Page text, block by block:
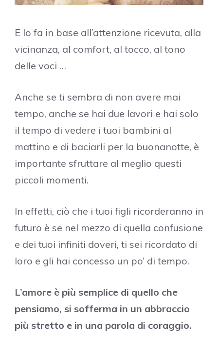
E lo fa in base all’attenzione ricevuta, alla
vicinanza, al comfort, al tocco, al tono
delle voci …
Anche se ti sembra di non avere mai
tempo, anche se hai due lavori e hai solo
il tempo di vedere i tuoi bambini al
mattino e di baciarli per la buonanotte, è
importante sfruttare al meglio questi
piccoli momenti.
In effetti, ciò che i tuoi figli ricorderanno in
futuro è se nel mezzo di quella confusione
e dei tuoi infiniti doveri, ti sei ricordato di
loro e gli hai concesso un po’ di tempo.
L’amore è più semplice di quello che
pensiamo, si sofferma in un abbraccio
più stretto e in una parola di coraggio.